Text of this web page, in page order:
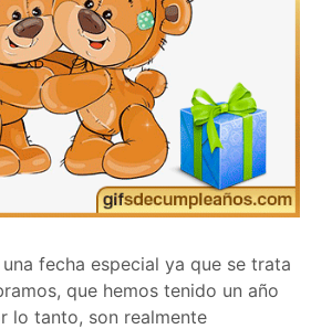
fecha especial ya que se trata
que hemos tenido un año
lo tanto, son realmente